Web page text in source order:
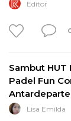
Editor
Sambut HUT
Padel Fun
Lisa Emilda